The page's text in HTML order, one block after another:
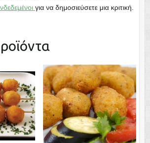
για να δημοσιεύσετε μια κριτική.